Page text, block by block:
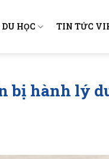
HỌC TIN TỨC
bị hành lý